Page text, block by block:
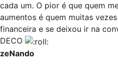
cada um. O pior é que quem
aumentos é quem muitas
financeira e se deixou ir na
DECO
zeNando